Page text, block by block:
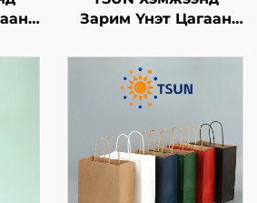
Зарим Үнэт Цагаан
Скрин Принт Нэмэлт
Ур чадвараар Шинэ
Жил, Кристмасийн
Хөдөлгөөнт Хоолын
Шиппинг Картон